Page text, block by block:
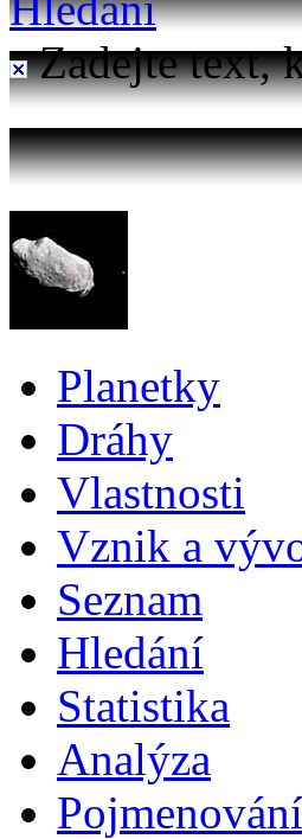
Zadejte text,
Planetky
Dráhy
Vlastnosti
Vznik a
Seznam
Hledání
Statistika
Analýza
Pojmenování